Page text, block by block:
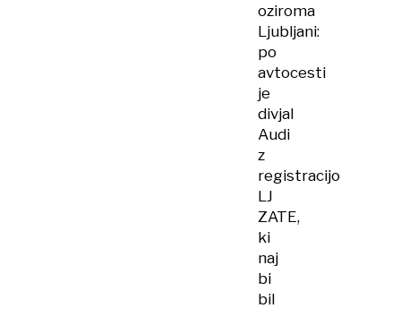
oziroma
Ljubljani:
po
avtocesti
je
divjal
Audi
z
registracijo
LJ
ZATE,
ki
naj
bi
bil